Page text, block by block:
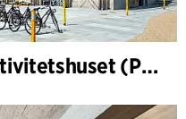
Dalum Papirfabrik, Aktivitetshuset (PM1)